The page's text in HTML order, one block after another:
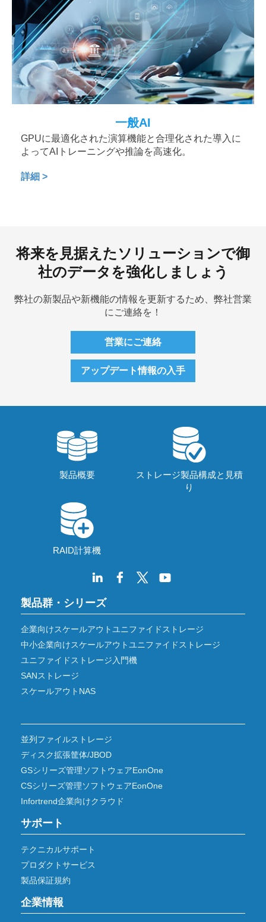
一般AI
GPUに最適化された演算機能と合理化された導入に
よってAIトレーニングや推論を高速化。
詳細 >
将来を見据えたソリューションで御
社のデータを強化しましょう
弊社の新製品や新機能の情報を更新するため、弊社営業
にご連絡を！
営業にご連絡
アップデート情報の入手
製品概要
ストレージ製品構成と見積
り
RAID計算機
製品群・シリーズ
企業向けスケールアウトユニファイドストレージ
中小企業向けスケールアウトユニファイドストレージ
ユニファイドストレージ入門機
SANストレージ
スケールアウトNAS
並列ファイルストレージ
ディスク拡張筐体/JBOD
GSシリーズ管理ソフトウェアEonOne
CSシリーズ管理ソフトウェアEonOne
Infortrend企業向けクラウド
サポート
テクニカルサポート
プロダクトサービス
製品保証規約
企業情報